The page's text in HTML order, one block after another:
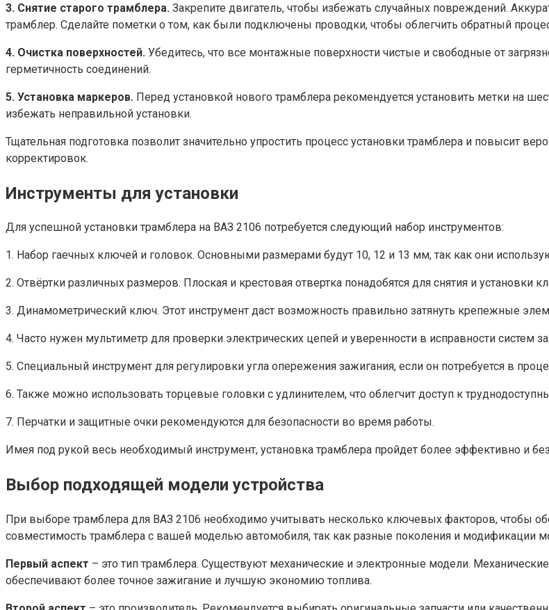
3. Снятие старого трамблера. Закрепите двигатель, чтобы избежать случайных повреждений.
трамблер. Сделайте пометки о том, как были подключены проводки, чтобы облегчить обратный
4. Очистка поверхностей. Убедитесь, что все монтажные поверхности чистые и свободные от
герметичность соединений.
5. Установка маркеров. Перед установкой нового трамблера рекомендуется установить метки на
избежать неправильной установки.
Тщательная подготовка позволит значительно упростить процесс установки трамблера и повысит
корректировок.
Инструменты для установки
Для успешной установки трамблера на ВАЗ 2106 потребуется следующий набор инструментов:
1. Набор гаечных ключей и головок. Основными размерами будут 10, 12 и 13 мм, так как они
2. Отвёртки различных размеров. Плоская и крестовая отвертка понадобятся для снятия и установки
3. Динамометрический ключ. Этот инструмент даст возможность правильно затянуть крепежные
4. Часто нужен мультиметр для проверки электрических цепей и уверенности в исправности систем
5. Специальный инструмент для регулировки угла опережения зажигания, если он потребуется в
6. Также можно использовать торцевые головки с удлинителем, что облегчит доступ к
7. Перчатки и защитные очки рекомендуются для безопасности во время работы.
Имея под рукой весь необходимый инструмент, установка трамблера пройдет более эффективно и
Выбор подходящей модели устройства
При выборе трамблера для ВАЗ 2106 необходимо учитывать несколько ключевых факторов, чтобы
совместимость трамблера с вашей моделью автомобиля, так как разные поколения и модификации
Первый аспект – это тип трамблера. Существуют механические и электронные модели.
обеспечивают более точное зажигание и лучшую экономию топлива.